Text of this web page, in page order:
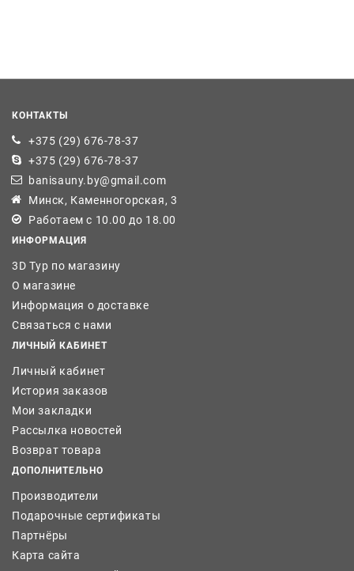
КОНТАКТЫ
+375 (29) 676-78-37
+375 (29) 676-78-37
banisauny.by@gmail.com
Минск, Каменногорская, 3
Работаем с 10.00 до 18.00
ИНФОРМАЦИЯ
3D Тур по магазину
О магазине
Информация о доставке
Связаться с нами
ЛИЧНЫЙ КАБИНЕТ
Личный кабинет
История заказов
Мои закладки
Рассылка новостей
Возврат товара
ДОПОЛНИТЕЛЬНО
Производители
Подарочные сертификаты
Партнёры
Карта сайта